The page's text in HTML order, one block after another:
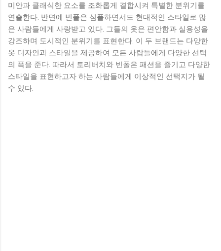
미안과 클래식한 요소를 조화롭게 결합시켜 특별한 분위기를
연출한다. 반면에 빈폴은 심플하면서도 현대적인 스타일로 많
은 사람들에게 사랑받고 있다. 그들의 옷은 편안함과 실용성을
강조하며 도시적인 분위기를 표현한다. 이 두 브랜드는 다양한
옷 디자인과 스타일을 제공하여 모든 사람들에게 다양한 선택
의 폭을 준다. 따라서 토리버치와 빈폴은 패션을 즐기고 다양한
스타일을 표현하고자 하는 사람들에게 이상적인 선택지가 될
수 있다.